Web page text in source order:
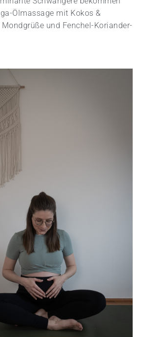
Öl­massage mit Kokos &
und Fenchel-Koriander-